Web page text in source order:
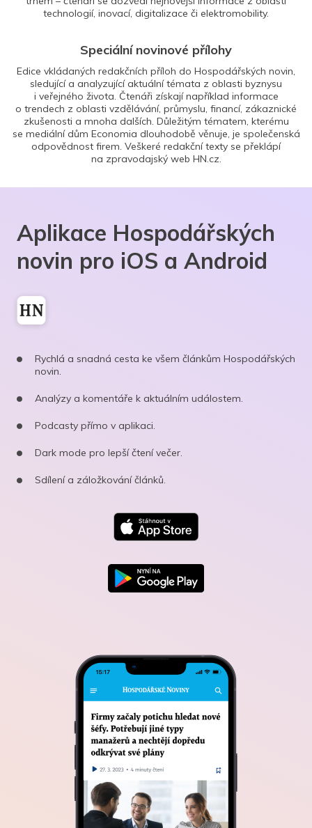
technologií, inovací, digitalizace či elektromobility.
Speciální novinové přílohy
Edice vkládaných redakčních příloh do Hospodářských novin,
sledující a analyzující aktuální témata z oblasti byznysu
i veřejného života. Čtenáři získají například informace
o trendech z oblasti vzdělávání, průmyslu, financí, zákaznické
zkušenosti a mnoha dalších. Důležitým tématem, kterému
se mediální dům Economia dlouhodobě věnuje, je společenská
odpovědnost firem. Veškeré redakční texty se překlápí
na zpravodajský web HN.cz.
Aplikace Hospodářských
novin pro iOS a Android
Rychlá a snadná cesta ke všem článkům Hospodářských
novin.
Analýzy a komentáře k aktuálním událostem.
Podcasty přímo v aplikaci.
Dark mode pro lepší čtení večer.
Sdílení a záložkování článků.